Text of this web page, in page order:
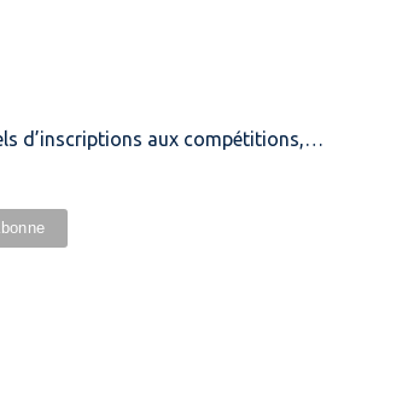
d’inscriptions aux compétitions,…